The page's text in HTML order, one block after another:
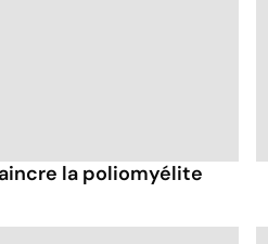
la poliomyélite